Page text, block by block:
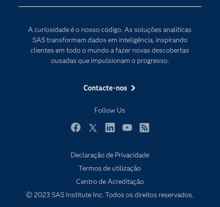
A curiosidade é o nosso código. As soluções analíticas
SAS transformam dados em inteligência, inspirando
clientes em todo o mundo a fazer novas descobertas
ousadas que impulsionam o progresso.
Contacte-nos
Follow Us
Para os Educadores
Estudantes
Eventos
Formação
Produtos
Programadores
Sala de imprensa
Transformação Digital
Declaração de Privacidade
Termos de utilização
Centro de Acreditação
© 2023 SAS Institute Inc. Todos os direitos reservados.